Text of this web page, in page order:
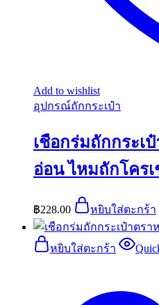
Add to wishlist
อุปกรณ์ถักกระเป๋า
เชือกร่มถักกระเ
อ่อน ไหมถักโคร
฿228.00 หยิบใส่ตะกร้า
หยิบใส่ตะกร้า